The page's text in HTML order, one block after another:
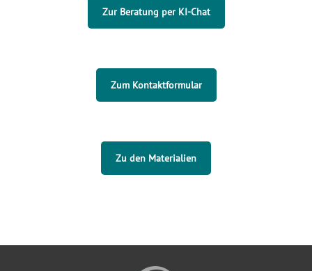
Zur Beratung per KI-Chat
Zum Kontaktformular
Zu den Materialien